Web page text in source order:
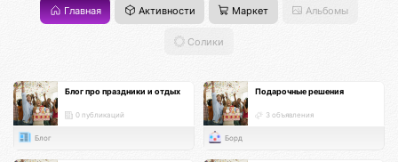
Главная Активности Маркет Альбомы
Солики
Блог про праздники и отдых
0 публикаций
Блог
Подарочные решения
3 объявления
Борд